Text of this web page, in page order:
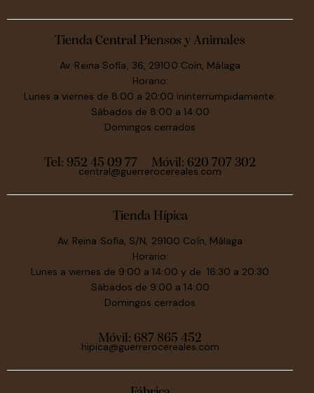
Tienda Central Piensos y Animales
Av. Reina Sofía, 36, 29100 Coín, Málaga
Horario:
Lunes a viernes de 8:00 a 20:00 ininterrumpidamente.
Sábados de 8:00 a 14:00
Domingos cerrados
Tel: 952 45 09 77 Móvil: 620 707 302
central@guerrerocereales.com
Tienda Hípica
Av. Reina Sofía, S/N, 29100 Coín, Málaga
Horario:
Lunes a viernes de 9:00 a 14:00 y de 16:30 a 20:30
Sábados de 9:00 a 14:00
Domingos cerrados
Móvil: 687 865 452
hipica@guerrerocereales.com